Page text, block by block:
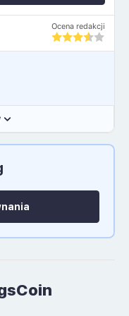
Ocena redakcji